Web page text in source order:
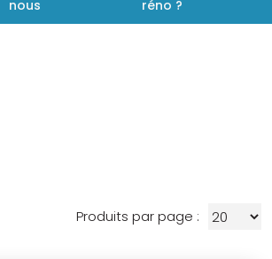
nous
réno ?
Produits par page :